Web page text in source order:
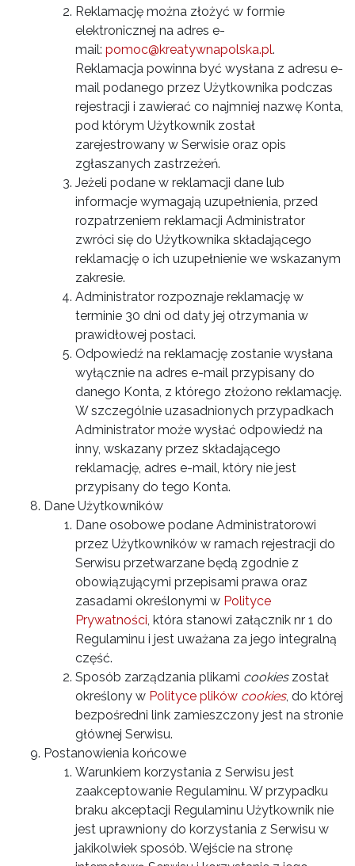
Reklamację można złożyć w formie
elektronicznej na adres e-
mail: pomoc@kreatywnapolska.pl.
Reklamacja powinna być wysłana z adresu e-
mail podanego przez Użytkownika podczas
rejestracji i zawierać co najmniej nazwę Konta,
pod którym Użytkownik został
zarejestrowany w Serwisie oraz opis
zgłaszanych zastrzeżeń.
Jeżeli podane w reklamacji dane lub
informacje wymagają uzupełnienia, przed
rozpatrzeniem reklamacji Administrator
zwróci się do Użytkownika składającego
reklamację o ich uzupełnienie we wskazanym
zakresie.
Administrator rozpoznaje reklamację w
terminie 30 dni od daty jej otrzymania w
prawidłowej postaci.
Odpowiedź na reklamację zostanie wysłana
wyłącznie na adres e-mail przypisany do
danego Konta, z którego złożono reklamację.
W szczególnie uzasadnionych przypadkach
Administrator może wysłać odpowiedź na
inny, wskazany przez składającego
reklamację, adres e-mail, który nie jest
przypisany do tego Konta.
Dane Użytkowników
Dane osobowe podane Administratorowi
przez Użytkowników w ramach rejestracji do
Serwisu przetwarzane będą zgodnie z
obowiązującymi przepisami prawa oraz
zasadami określonymi w Polityce
Prywatności, która stanowi załącznik nr 1 do
Regulaminu i jest uważana za jego integralną
część.
Sposób zarządzania plikami cookieszostał
określony w Polityce plików cookies, do której
bezpośredni link zamieszczony jest na stronie
głównej Serwisu.
Postanowienia końcowe
Warunkiem korzystania z Serwisu jest
zaakceptowanie Regulaminu. W przypadku
braku akceptacji Regulaminu Użytkownik nie
jest uprawniony do korzystania z Serwisu w
jakikolwiek sposób. Wejście na stronę